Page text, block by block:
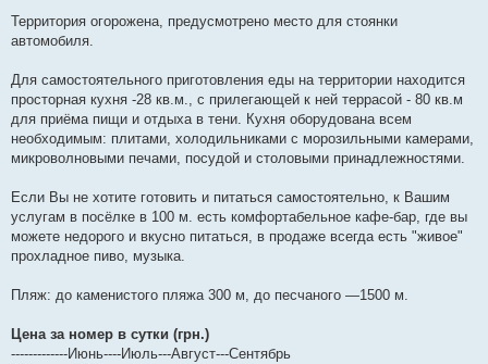
Территория огорожена, предусмотрено место для стоянки
автомобиля.
Для самостоятельного приготовления еды на территории находится
просторная кухня -28 кв.м., с прилегающей к ней террасой - 80 кв.м
для приёма пищи и отдыха в тени. Кухня оборудована всем
необходимым: плитами, холодильниками с морозильными камерами,
микроволновыми печами, посудой и столовыми принадлежностями.
Если Вы не хотите готовить и питаться самостоятельно, к Вашим
услугам в посёлке в 100 м. есть комфортабельное кафе-бар, где вы
можете недорого и вкусно питаться, в продаже всегда есть "живое"
прохладное пиво, музыка.
Пляж: до каменистого пляжа 300 м, до песчаного —1500 м.
Цена за номер в сутки (грн.)
-------------Июнь----Июль---Август---Сентябрь